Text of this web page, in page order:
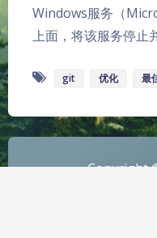
Windows服务（
上面，将该服务停止
git 优化 最
Copyright